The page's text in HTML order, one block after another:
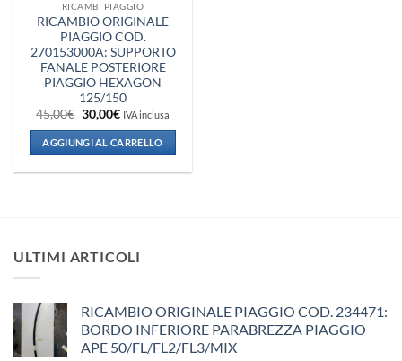
RICAMBI PIAGGIO
RICAMBIO ORIGINALE
PIAGGIO COD.
270153000A: SUPPORTO
FANALE POSTERIORE
PIAGGIO HEXAGON
125/150
45,00€ Il
prezzo
originale
era:
45,00€.
30,00€Il
attuale
è:
30,00€.
IVA inclusa
AGGIUNGI AL CARRELLO
ULTIMI ARTICOLI
RICAMBIO ORIGINALE PIAGGIO COD. 234471:
BORDO INFERIORE PARABREZZA PIAGGIO
APE 50/FL/FL2/FL3/MIX